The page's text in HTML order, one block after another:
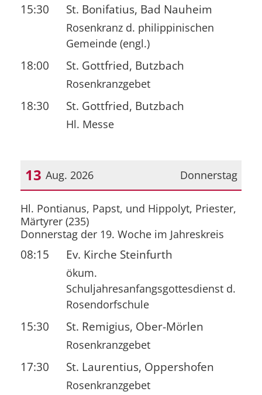
15:30 St. Bonifatius, Bad Nauheim
Rosenkranz d. philippinischen
Gemeinde (engl.)
18:00 St. Gottfried, Butzbach
Rosenkranzgebet
18:30 St. Gottfried, Butzbach
Hl. Messe
Donnerstag
13 Aug. 2026
Datum: 13. August 2026
Hl. Pontianus, Papst, und Hippolyt, Priester,
Märtyrer (235)
Donnerstag der 19. Woche im Jahreskreis
08:15 Ev. Kirche Steinfurth
ökum.
Schuljahresanfangsgottesdienst d.
Rosendorfschule
15:30 St. Remigius, Ober-Mörlen
Rosenkranzgebet
17:30 St. Laurentius, Oppershofen
Rosenkranzgebet